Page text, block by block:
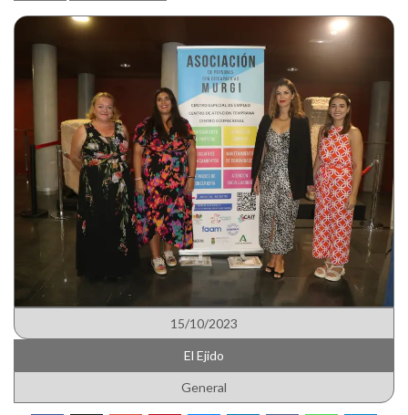
15/10/2023
El Ejido
General